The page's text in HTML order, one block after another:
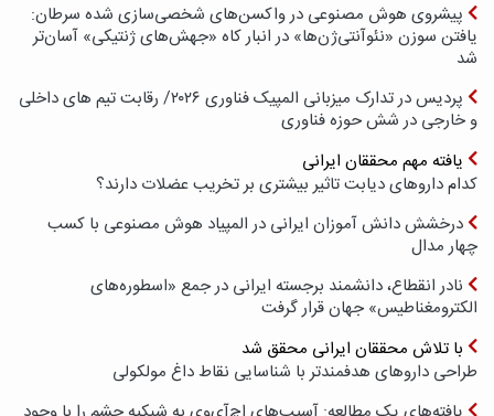
پیشروی هوش مصنوعی در واکسن‌های شخصی‌سازی شده سرطان:
یافتن سوزن «نئوآنتی‌ژن‌ها» در انبار کاه «جهش‌های ژنتیکی» آسان‌تر
شد
پردیس در تدارک میزبانی المپیک فناوری ۲۰۲۶/ رقابت تیم های داخلی
و خارجی در شش حوزه فناوری
یافته مهم محققان ایرانی
کدام داروهای دیابت تاثیر بیشتری بر تخریب عضلات دارند؟
درخشش دانش آموزان ایرانی در المپیاد هوش مصنوعی با کسب
چهار مدال
نادر انقطاع، دانشمند برجسته ایرانی در جمع «اسطوره‌های
الکترومغناطیس» جهان قرار گرفت
با تلاش محققان ایرانی محقق شد
طراحی داروهای هدفمندتر با شناسایی نقاط داغ مولکولی